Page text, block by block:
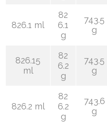
826.1 ml
82
6.1
g
743.5
g
826.15
ml
82
6.2
g
743.5
g
826.2 ml
82
6.2
g
743.6
g